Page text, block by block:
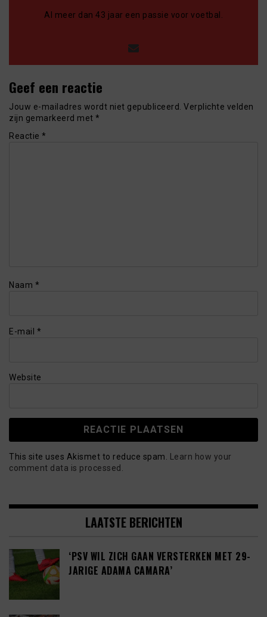
Al meer dan 43 jaar een passie voor voetbal.
Geef een reactie
Jouw e-mailadres wordt niet gepubliceerd. Verplichte velden
zijn gemarkeerd met *
Reactie *
Naam *
E-mail *
Website
This site uses Akismet to reduce spam.
Learn how your
comment data is processed.
LAATSTE BERICHTEN
‘PSV WIL ZICH GAAN VERSTERKEN MET 29-
JARIGE ADAMA CAMARA’